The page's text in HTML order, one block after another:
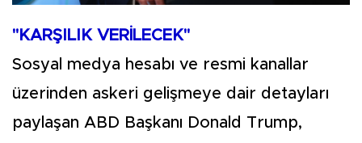
"KARŞILIK VERİLECEK"
Sosyal medya hesabı ve resmi kanallar
üzerinden askeri gelişmeye dair detayları
paylaşan ABD Başkanı Donald Trump,